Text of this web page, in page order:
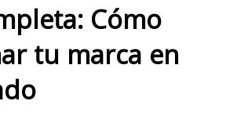
Cómo
tu marca en